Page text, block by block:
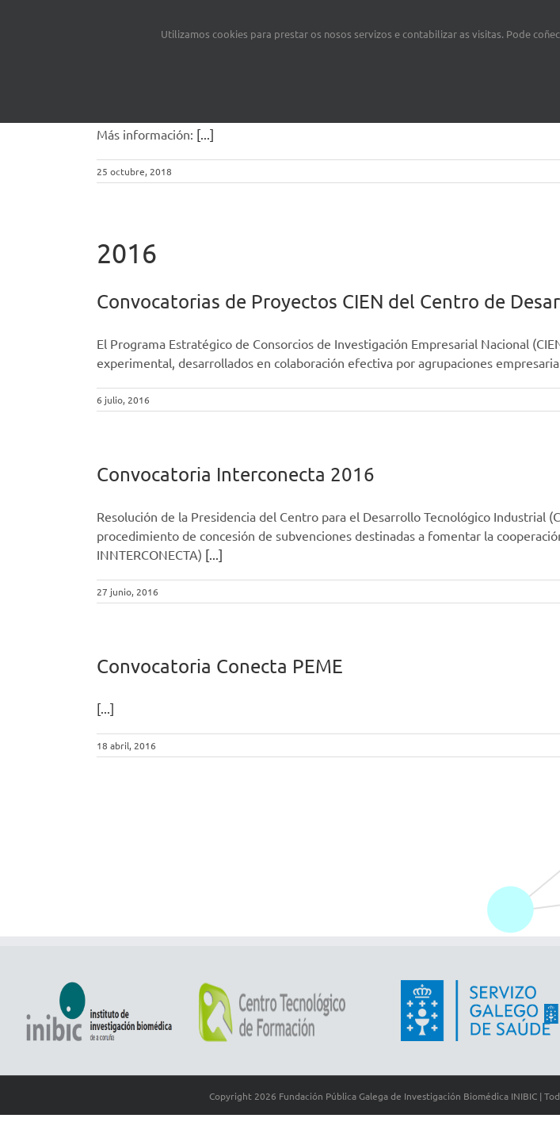
Más información: [...]
25 octubre, 2018
2016
Convocatorias de Proyectos CIEN del Centro de
El Programa Estratégico de Consorcios de Investigación Empresarial Nacional
experimental, desarrollados en colaboración efectiva por agrupaciones
6 julio, 2016
Convocatoria Interconecta 2016
Resolución de la Presidencia del Centro para el Desarrollo Tecnológico Industrial
procedimiento de concesión de subvenciones destinadas a fomentar la
INNTERCONECTA) [...]
27 junio, 2016
Convocatoria Conecta PEME
[...]
18 abril, 2016
Copyright 2026 Fundación Pública Galega de Investigación Biomédica INIBIC |
Utilizamos cookies para prestar os nosos servizos e contabilizar as visitas. Pode